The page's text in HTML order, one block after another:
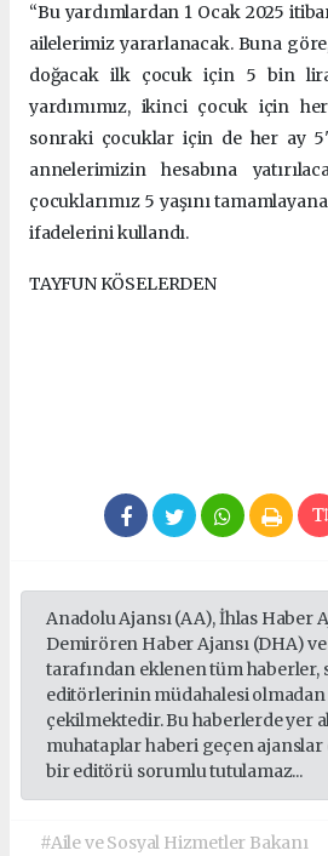
“Bu yardımlardan 1 Ocak 2025
ailelerimiz yararlanacak. Buna
doğacak ilk çocuk için 5 bin
yardımımız, ikinci çocuk için
sonraki çocuklar için de her ay
annelerimizin hesabına
çocuklarımız 5 yaşını
ifadelerini kullandı.
TAYFUN KÖSELERDEN
Anadolu Ajansı (AA), İhlas Haber
Demirören Haber Ajansı (DHA)
tarafından eklenen tüm haberler,
editörlerinin müdahalesi
çekilmektedir. Bu haberlerde yer
muhataplar haberi geçen
bir editörü sorumlu tutulamaz...
#Aile ve Sosyal Hizmetler Bakanı